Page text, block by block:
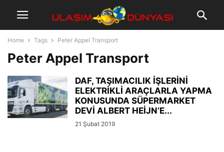
Home Tags Peter Appel Transport
Peter Appel Transport
DAF, TAŞIMACILIK İŞLERİNİ
ELEKTRİKLİ ARAÇLARLA YAPMA
KONUSUNDA SÜPERMARKET
DEVİ ALBERT HEİJN’E...
21 Şubat 2019